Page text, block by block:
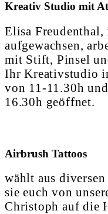
Kreativ Studio mit
Elisa
aufgewachsen,
mit Stift, Pinsel
Ihr Kreativstudio
von 11-11.30h
16.30h geöffnet.
Airbrush Tattoos
wählt aus
sie euch von
Christoph auf die